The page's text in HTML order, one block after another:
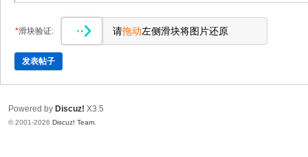
*滑块验证: 请拖动左侧滑块将图片还原
发表帖子
Powered by Discuz! X3.5
© 2001-2026 Discuz! Team